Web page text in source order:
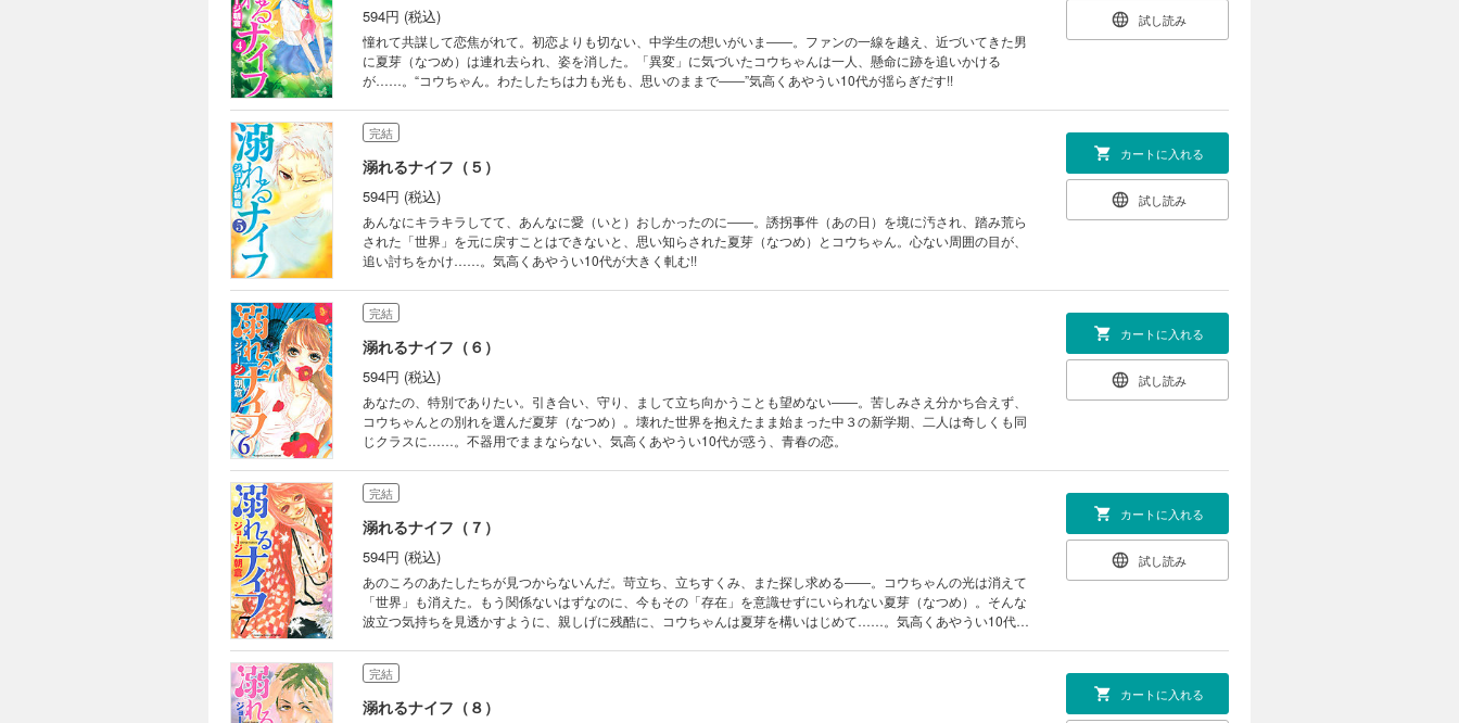
594円 (税込)
憧れて共謀して恋焦がれて。初恋よりも切ない、中学生の想いがいま――。ファンの一線を越え、近づいてきた男
に夏芽（なつめ）は連れ去られ、姿を消した。「異変」に気づいたコウちゃんは一人、懸命に跡を追いかける
が……。“コウちゃん。わたしたちは力も光も、思いのままで――”気高くあやうい10代が揺らぎだす!!
試し読み
完結
溺れるナイフ（５）
594円 (税込)
あんなにキラキラしてて、あんなに愛（いと）おしかったのに――。誘拐事件（あの日）を境に汚され、踏み荒ら
された「世界」を元に戻すことはできないと、思い知らされた夏芽（なつめ）とコウちゃん。心ない周囲の目が、
追い討ちをかけ……。気高くあやうい10代が大きく軋む!!
カートに入れる
試し読み
完結
溺れるナイフ（６）
594円 (税込)
あなたの、特別でありたい。引き合い、守り、まして立ち向かうことも望めない――。苦しみさえ分かち合えず、
コウちゃんとの別れを選んだ夏芽（なつめ）。壊れた世界を抱えたまま始まった中３の新学期、二人は奇しくも同
じクラスに……。不器用でままならない、気高くあやうい10代が惑う、青春の恋。
カートに入れる
試し読み
完結
溺れるナイフ（７）
594円 (税込)
あのころのあたしたちが見つからないんだ。苛立ち、立ちすくみ、また探し求める――。コウちゃんの光は消えて
「世界」も消えた。もう関係ないはずなのに、今もその「存在」を意識せずにいられない夏芽（なつめ）。そんな
波立つ気持ちを見透かすように、親しげに残酷に、コウちゃんは夏芽を構いはじめて……。気高くあやうい10代が
カートに入れる
試し読み
完結
溺れるナイフ（８）
カートに入れる